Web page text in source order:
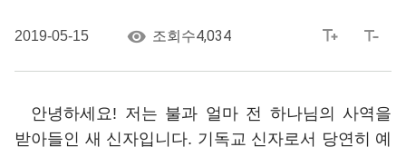
2019-05-15 조회수4,034
안녕하세요! 저는 불과 얼마 전 하나님의 사역을
받아들인 새 신자입니다. 기독교 신자로서 당연히 예